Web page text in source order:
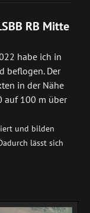
RB Mitte
habe ich in
beflogen. Der
in der Nähe
auf 100 m über
und bilden
lässt sich